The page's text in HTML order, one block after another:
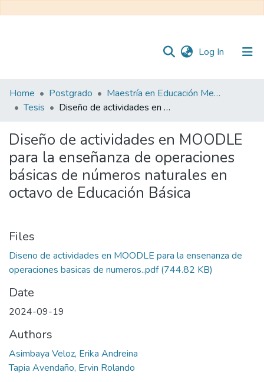
Log In (current)
Communities
&
All of DSpace
Statistics
Home Postgrado
Maestría en Educación Mención en Pedagogía en Entornos Digitales
Tesis
Diseño de actividades en MOODLE para la enseñanza de operaciones básicas de números naturales en octavo de Educación Básica
Diseño de actividades en MOODLE
para la enseñanza de operaciones
básicas de números naturales en
octavo de Educación Básica
Files
Diseno de actividades en MOODLE para la ensenanza de
operaciones basicas de numeros..pdf
Date